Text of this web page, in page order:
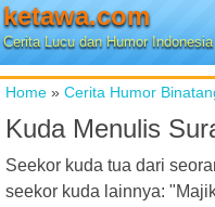
ketawa.com
Cerita Lucu dan Humor Indonesia
Home » Cerita Humor
Kuda Menulis
Seekor kuda tua dari
seekor kuda lainnya: